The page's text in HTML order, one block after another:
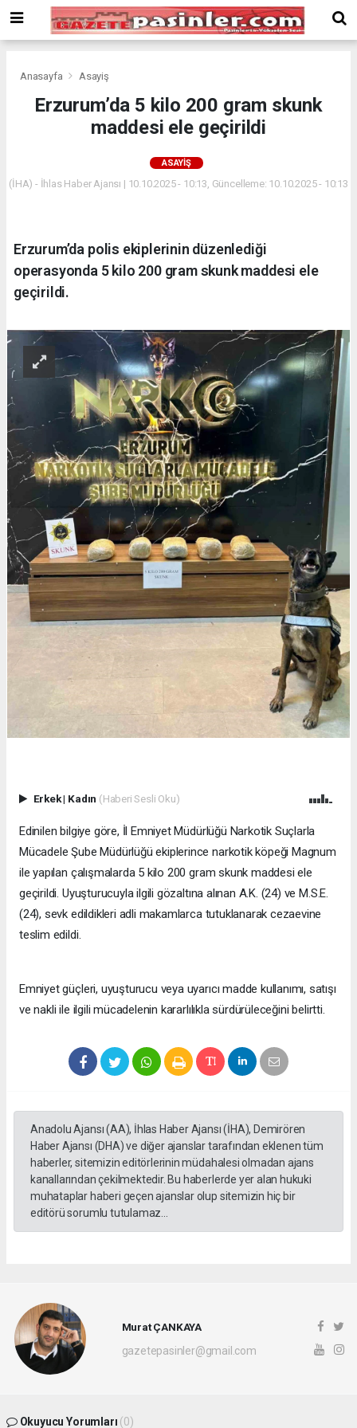
Bonusu
Veren
deneme
siteler
Veren
Anasayfa Asayiş
Erzurum’da 5 kilo 200 gram skunk
maddesi ele geçirildi
ASAYIŞ
(İHA) - İhlas Haber Ajansı | 10.10.2025 - 10:13, Güncelleme: 10.10.2025 - 10:13
Erzurum’da polis ekiplerinin düzenlediği
operasyonda 5 kilo 200 gram skunk maddesi ele
geçirildi.
Erkek| Kadın (Haberi Sesli Oku)
Edinilen bilgiye göre, İl Emniyet Müdürlüğü Narkotik Suçlarla
Mücadele Şube Müdürlüğü ekiplerince narkotik köpeği Magnum
ile yapılan çalışmalarda 5 kilo 200 gram skunk maddesi ele
geçirildi. Uyuşturucuyla ilgili gözaltına alınan A.K. (24) ve M.S.E.
(24), sevk edildikleri adli makamlarca tutuklanarak cezaevine
teslim edildi.
Emniyet güçleri, uyuşturucu veya uyarıcı madde kullanımı, satışı
ve nakli ile ilgili mücadelenin kararlılıkla sürdürüleceğini belirtti.
Anadolu Ajansı (AA), İhlas Haber Ajansı (İHA), Demirören
Haber Ajansı (DHA) ve diğer ajanslar tarafından eklenen tüm
haberler, sitemizin editörlerinin müdahalesi olmadan ajans
kanallarından çekilmektedir. Bu haberlerde yer alan hukuki
muhataplar haberi geçen ajanslar olup sitemizin hiç bir
editörü sorumlu tutulamaz...
Murat ÇANKAYA
gazetepasinler@gmail.com
Okuyucu Yorumları (0)